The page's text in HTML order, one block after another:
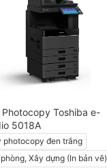
Photocopy Toshiba e-
5018A
photocopy đen trắng
Xây dựng (In bản vẽ)